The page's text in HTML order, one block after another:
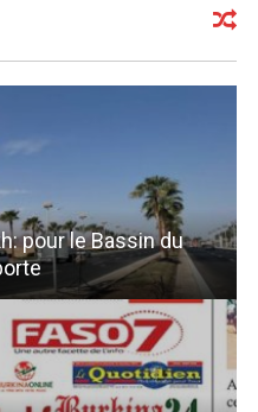
pour le Bassin du